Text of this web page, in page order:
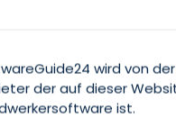
wird von
der auf dieser
ist.